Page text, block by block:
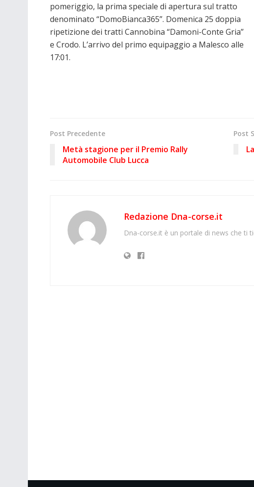
pomeriggio, la prima speciale di apertura sul tratto
denominato “DomoBianca365”. Domenica 25 doppia
ripetizione dei tratti Cannobina “Damoni-Conte Gria”
e Crodo. L’arrivo del primo equipaggio a Malesco alle
17:01.
Post Precedente
Metà stagione per il Premio Rally
Automobile Club Lucca
Post
Redazione Dna-corse.it
Dna-corse.it è un portale di news che ti